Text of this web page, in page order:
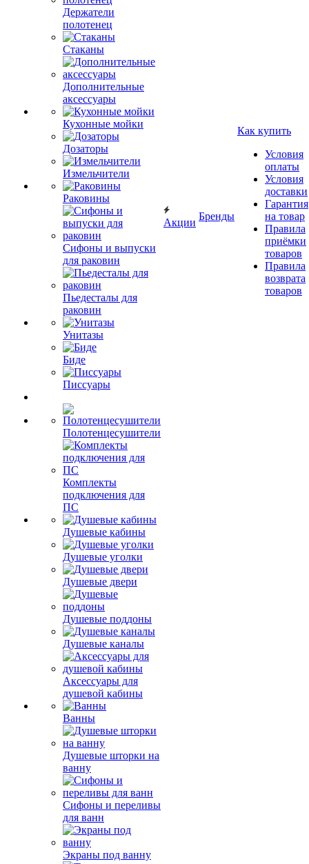
Держатели
полотенец
Стаканы
Дополнительные
аксессуары
Кухонные мойки
Дозаторы
Измельчители
Раковины
Сифоны и выпуски
для раковин
Пьедесталы для
раковин
Унитазы
Биде
Писсуары
Полотенцесушители
Комплекты
подключения для
ПС
Душевые кабины
Душевые уголки
Душевые двери
Душевые поддоны
Душевые каналы
Аксессуары для
душевой кабины
Ванны
Душевые шторки на
ванну
Сифоны и переливы
для ванн
Экраны под ванну
Акции
Бренды
Как купить
Условия
оплаты
Условия
доставки
Гарантия
на товар
Правила
приёмки
товаров
Правила
возврата
товаров